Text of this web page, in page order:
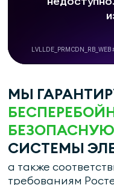
МЫ
БЕЗОПАСНУЮ
СИСТЕМЫ
а также
требованиям